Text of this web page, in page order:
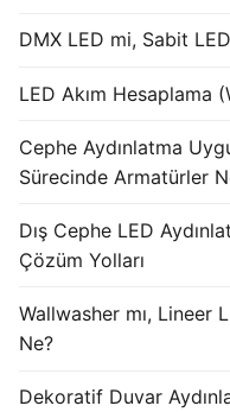
DMX Nedir?
Cephe
Cephe
DMX LED mi, Sabit
LED Akım Hesaplama
Cephe Aydınlatma
Sürecinde Armatürler
Dış Cephe LED
Çözüm Yolları
Wallwasher mı, Lineer
Ne?
Dekoratif Duvar